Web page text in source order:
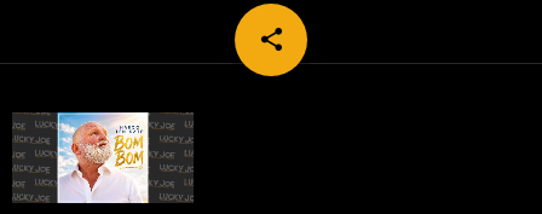
share
email